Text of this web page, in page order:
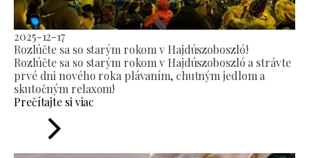
2025-12-17
Rozlúčte sa so starým rokom v Hajdúszoboszló!
Rozlúčte sa so starým rokom v Hajdúszoboszló a strávte
prvé dni nového roka plávaním, chutným jedlom a
skutočným relaxom!
Prečítajte si viac